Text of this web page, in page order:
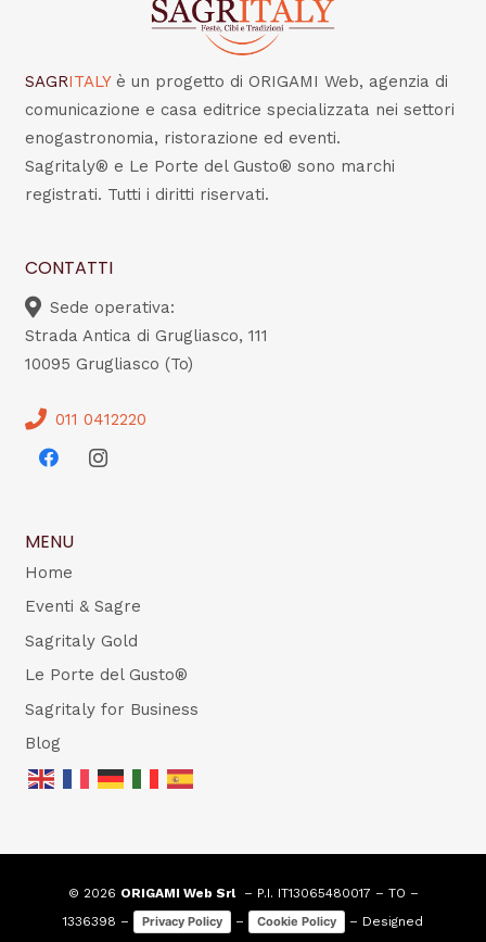
SAGRITALY è un progetto di ORIGAMI Web, agenzia di
comunicazione e casa editrice specializzata nei settori
enogastronomia, ristorazione ed eventi.
Sagritaly® e Le Porte del Gusto® sono marchi
registrati. Tutti i diritti riservati.
CONTATTI
Sede operativa:
Strada Antica di Grugliasco, 111
10095 Grugliasco (To)
011 0412220
MENU
Home
Eventi & Sagre
Sagritaly Gold
Le Porte del Gusto®
Sagritaly for Business
Blog
© 2026 ORIGAMI Web Srl– P.I. IT13065480017 – TO –
1336398 –
Privacy Policy – Cookie Policy
– Designed